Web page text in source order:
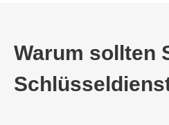
Warum sollten